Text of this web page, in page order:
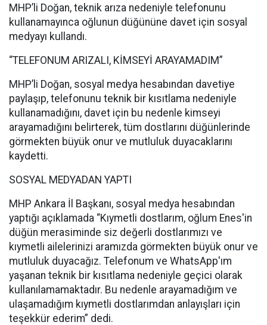
MHP’li Doğan, teknik arıza nedeniyle telefonunu
kullanamayınca oğlunun düğününe davet için sosyal
medyayı kullandı.
“TELEFONUM ARIZALI, KİMSEYİ ARAYAMADIM”
MHP’li Doğan, sosyal medya hesabından davetiye
paylaşıp, telefonunu teknik bir kısıtlama nedeniyle
kullanamadığını, davet için bu nedenle kimseyi
arayamadığını belirterek, tüm dostlarını düğünlerinde
görmekten büyük onur ve mutluluk duyacaklarını
kaydetti.
SOSYAL MEDYADAN YAPTI
MHP Ankara İl Başkanı, sosyal medya hesabından
yaptığı açıklamada “Kıymetli dostlarım, oğlum Enes'in
düğün merasiminde siz değerli dostlarımızı ve
kıymetli ailelerinizi aramızda görmekten büyük onur ve
mutluluk duyacağız. Telefonum ve WhatsApp'ım
yaşanan teknik bir kısıtlama nedeniyle geçici olarak
kullanılamamaktadır. Bu nedenle arayamadığım ve
ulaşamadığım kıymetli dostlarımdan anlayışları için
teşekkür ederim” dedi.